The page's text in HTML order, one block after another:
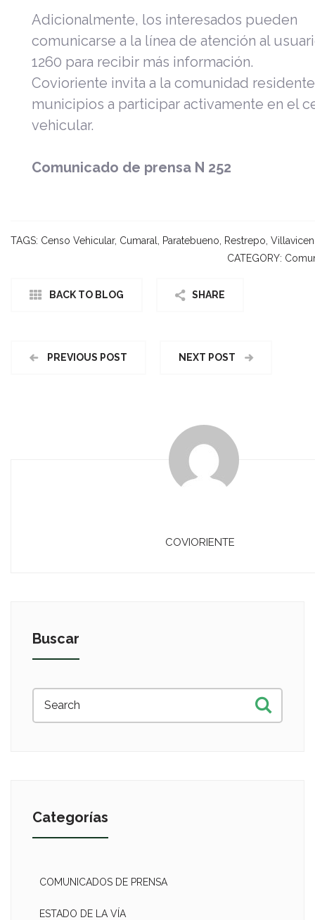
Adicionalmente, los interesados pueden
comunicarse a la línea de atención al
1260 para recibir más información.
Covioriente invita a la comunidad
municipios a participar activamente en el
vehicular.
Comunicado de prensa N 252
TAGS: Censo Vehicular, Cumaral Paratebueno Restrepo
CATEGORY:
BACK TO BLOG SHARE
PREVIOUS POST NEXT POST
COVIORIENTE
Buscar
Categorías
COMUNICADOS DE PRENSA
ESTADO DE LA VÍA